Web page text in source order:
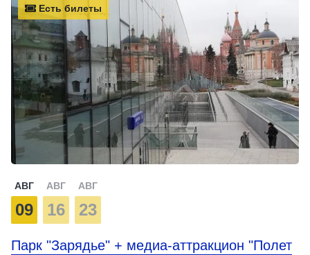
Есть билеты
АВГ
09
АВГ
16
АВГ
23
Парк "Зарядье" + медиа-аттракцион "Полет